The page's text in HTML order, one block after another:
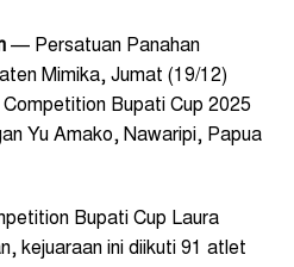
— Persatuan Panahan
Mimika, Jumat (19/12)
Bupati Cup 2025
Yu Amako, Nawaripi, Papua
Bupati Cup Laura
kejuaraan ini diikuti 91 atlet